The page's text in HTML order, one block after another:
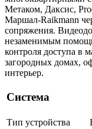
Метаком, Даксис,
Маршал-Raikmann
сопряжения.
незаменимым
контроля доступа в
загородных домах,
интерьер.
Система
Тип устройства